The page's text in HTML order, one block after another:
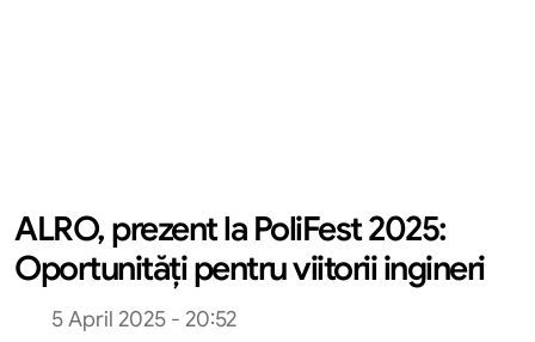
ALRO, prezent la PoliFest 2025:
Oportunități pentru viitorii ingineri
5 April 2025 - 20:52